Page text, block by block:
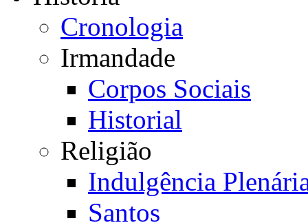
Cronologia
Irmandade
Corpos Sociais
Historial
Religião
Indulgência
Santos